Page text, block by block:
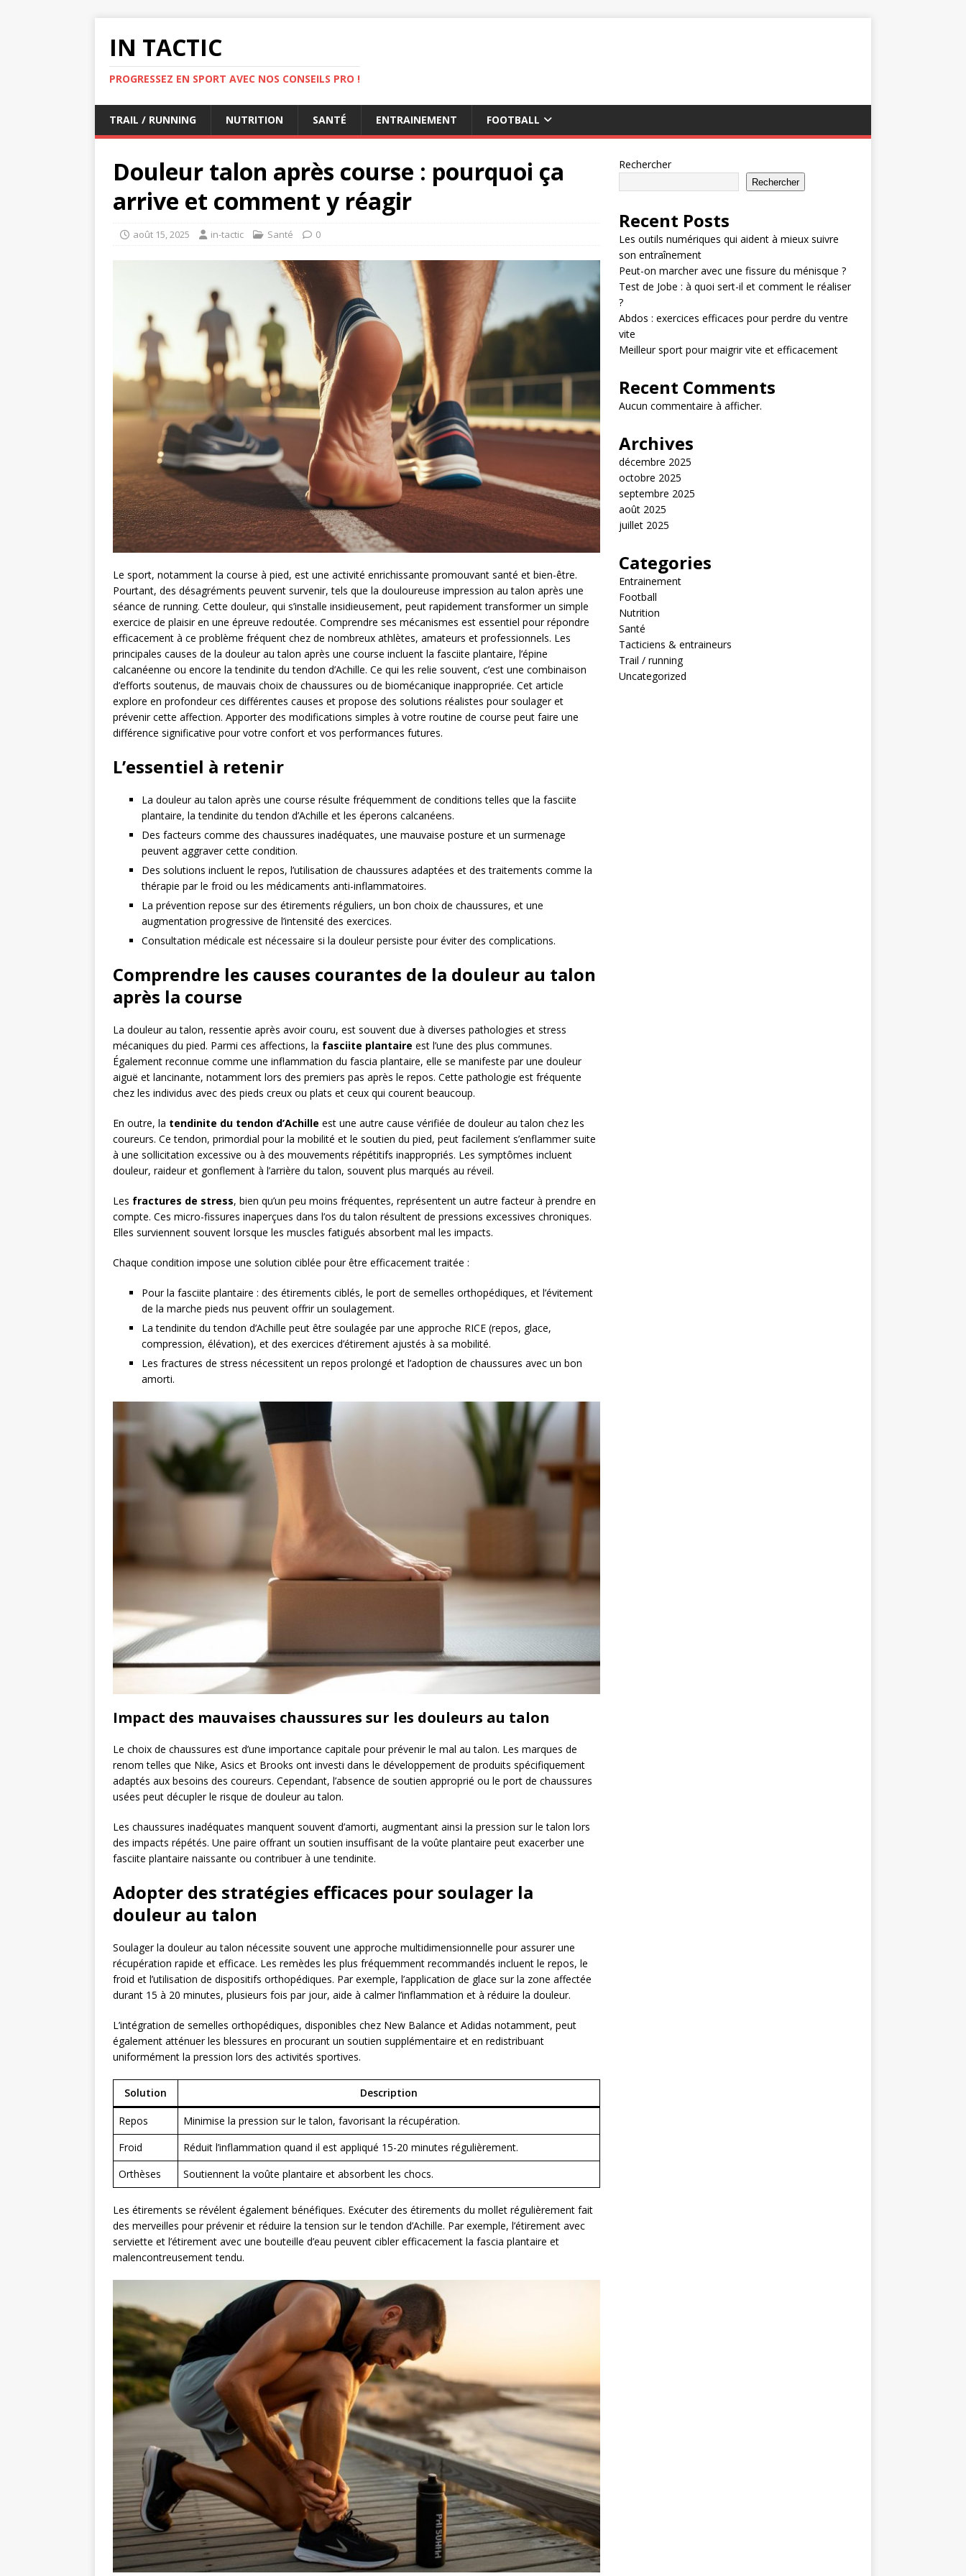
IN TACTIC
PROGRESSEZ EN SPORT AVEC NOS CONSEILS PRO !
TRAIL / RUNNING NUTRITION SANTÉ ENTRAINEMENT FOOTBALL
Douleur talon après course : pourquoi ça
arrive et comment y réagir
août 15, 2025 in-tactic Santé 0
Le sport, notamment la course à pied, est une activité enrichissante promouvant santé et bien-être.
Pourtant, des désagréments peuvent survenir, tels que la douloureuse impression au talon après une
séance de running. Cette douleur, qui s’installe insidieusement, peut rapidement transformer un simple
exercice de plaisir en une épreuve redoutée. Comprendre ses mécanismes est essentiel pour répondre
efficacement à ce problème fréquent chez de nombreux athlètes, amateurs et professionnels. Les
principales causes de la douleur au talon après une course incluent la fasciite plantaire, l’épine
calcanéenne ou encore la tendinite du tendon d’Achille. Ce qui les relie souvent, c’est une combinaison
d’efforts soutenus, de mauvais choix de chaussures ou de biomécanique inappropriée. Cet article
explore en profondeur ces différentes causes et propose des solutions réalistes pour soulager et
prévenir cette affection. Apporter des modifications simples à votre routine de course peut faire une
différence significative pour votre confort et vos performances futures.
L’essentiel à retenir
La douleur au talon après une course résulte fréquemment de conditions telles que la fasciite
plantaire, la tendinite du tendon d’Achille et les éperons calcanéens.
Des facteurs comme des chaussures inadéquates, une mauvaise posture et un surmenage
peuvent aggraver cette condition.
Des solutions incluent le repos, l’utilisation de chaussures adaptées et des traitements comme la
thérapie par le froid ou les médicaments anti-inflammatoires.
La prévention repose sur des étirements réguliers, un bon choix de chaussures, et une
augmentation progressive de l’intensité des exercices.
Consultation médicale est nécessaire si la douleur persiste pour éviter des complications.
Comprendre les causes courantes de la douleur au talon
après la course
La douleur au talon, ressentie après avoir couru, est souvent due à diverses pathologies et stress
mécaniques du pied. Parmi ces affections, la fasciite plantaire est l’une des plus communes.
Également reconnue comme une inflammation du fascia plantaire, elle se manifeste par une douleur
aiguë et lancinante, notamment lors des premiers pas après le repos. Cette pathologie est fréquente
chez les individus avec des pieds creux ou plats et ceux qui courent beaucoup.
En outre, la tendinite du tendon d’Achille est une autre cause vérifiée de douleur au talon chez les
coureurs. Ce tendon, primordial pour la mobilité et le soutien du pied, peut facilement s’enflammer suite
à une sollicitation excessive ou à des mouvements répétitifs inappropriés. Les symptômes incluent
douleur, raideur et gonflement à l’arrière du talon, souvent plus marqués au réveil.
Les fractures de stress, bien qu’un peu moins fréquentes, représentent un autre facteur à prendre en
compte. Ces micro-fissures inaperçues dans l’os du talon résultent de pressions excessives chroniques.
Elles surviennent souvent lorsque les muscles fatigués absorbent mal les impacts.
Chaque condition impose une solution ciblée pour être efficacement traitée :
Pour la fasciite plantaire : des étirements ciblés, le port de semelles orthopédiques, et l’évitement
de la marche pieds nus peuvent offrir un soulagement.
La tendinite du tendon d’Achille peut être soulagée par une approche RICE (repos, glace,
compression, élévation), et des exercices d’étirement ajustés à sa mobilité.
Les fractures de stress nécessitent un repos prolongé et l’adoption de chaussures avec un bon
amorti.
Impact des mauvaises chaussures sur les douleurs au talon
Le choix de chaussures est d’une importance capitale pour prévenir le mal au talon. Les marques de
renom telles que Nike, Asics et Brooks ont investi dans le développement de produits spécifiquement
adaptés aux besoins des coureurs. Cependant, l’absence de soutien approprié ou le port de chaussures
usées peut décupler le risque de douleur au talon.
Les chaussures inadéquates manquent souvent d’amorti, augmentant ainsi la pression sur le talon lors
des impacts répétés. Une paire offrant un soutien insuffisant de la voûte plantaire peut exacerber une
fasciite plantaire naissante ou contribuer à une tendinite.
Adopter des stratégies efficaces pour soulager la
douleur au talon
Soulager la douleur au talon nécessite souvent une approche multidimensionnelle pour assurer une
récupération rapide et efficace. Les remèdes les plus fréquemment recommandés incluent le repos, le
froid et l’utilisation de dispositifs orthopédiques. Par exemple, l’application de glace sur la zone affectée
durant 15 à 20 minutes, plusieurs fois par jour, aide à calmer l’inflammation et à réduire la douleur.
L’intégration de semelles orthopédiques, disponibles chez New Balance et Adidas notamment, peut
également atténuer les blessures en procurant un soutien supplémentaire et en redistribuant
uniformément la pression lors des activités sportives.
Solution Description
Repos
Minimise la pression sur le talon, favorisant la récupération.
Froid
Réduit l’inflammation quand il est appliqué 15-20 minutes régulièrement.
Orthèses
Soutiennent la voûte plantaire et absorbent les chocs.
Les étirements se révélent également bénéfiques. Exécuter des étirements du mollet régulièrement fait
des merveilles pour prévenir et réduire la tension sur le tendon d’Achille. Par exemple, l’étirement avec
serviette et l’étirement avec une bouteille d’eau peuvent cibler efficacement la fascia plantaire et
malencontreusement tendu.
Rechercher
Rechercher
Recent Posts
Les outils numériques qui aident à mieux suivre
son entraînement
Peut-on marcher avec une fissure du ménisque ?
Test de Jobe : à quoi sert-il et comment le réaliser
?
Abdos : exercices efficaces pour perdre du ventre
vite
Meilleur sport pour maigrir vite et efficacement
Recent Comments
Aucun commentaire à afficher.
Archives
décembre 2025
octobre 2025
septembre 2025
août 2025
juillet 2025
Categories
Entrainement
Football
Nutrition
Santé
Tacticiens & entraineurs
Trail / running
Uncategorized